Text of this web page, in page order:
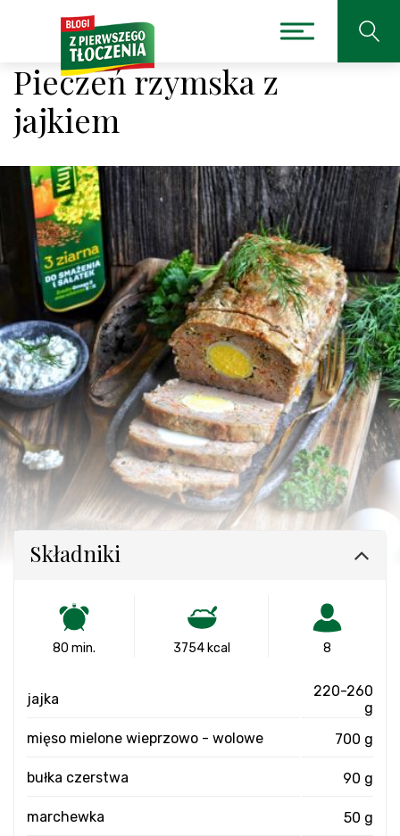
Pieczeń rzymska z
jajkiem
Składniki
80 min. 3754 kcal 8
jajka
220-260
g
mięso mielone wieprzowo - wolowe
700 g
bułka czerstwa 90 g
marchewka 50 g